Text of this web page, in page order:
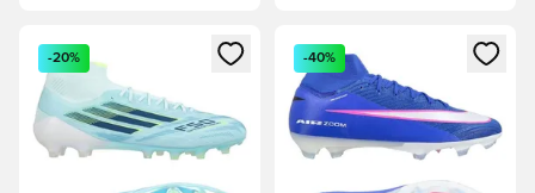
Opent een venster om in te loggen of je aan te melden als
-20%
Opent een venster om in te
-40%